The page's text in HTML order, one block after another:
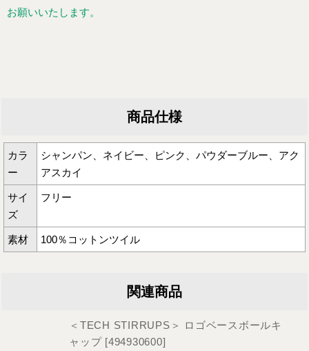
お願いいたします。
商品仕様
カラ
ー
シャンパン、ネイビー、ピンク、パウダーブルー、アク
アスカイ
サイ
ズ
フリー
素材 100％コットンツイル
関連商品
＜TECH STIRRUPS＞ ロゴベースボールキ
ャップ [494930600]